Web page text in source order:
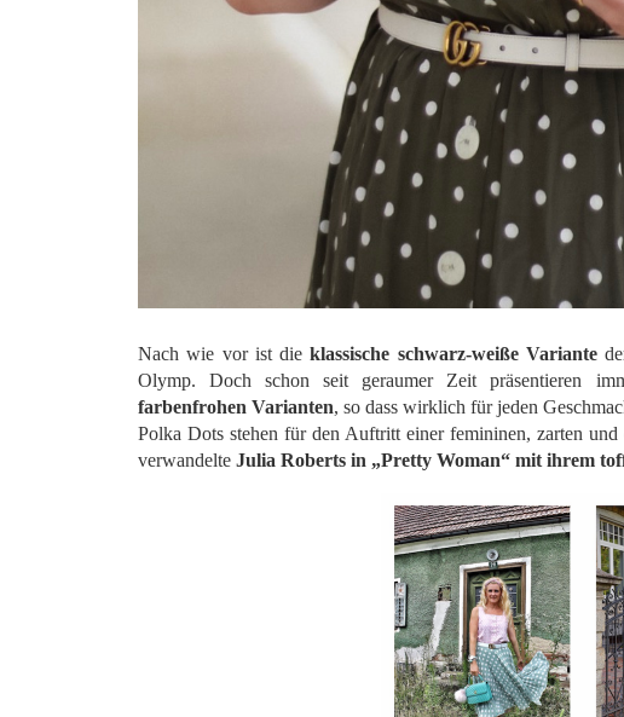
Nach wie vor ist dieklassische schwarz-weiße Variante
Olymp. Doch schon seit geraumer Zeit präsentieren
farbenfrohen Varianten, so dass wirklich für jeden
Polka Dots stehen für den Auftritt einer femininen, zarten
verwandelte Julia Roberts in „Pretty Woman“ mit ihrem